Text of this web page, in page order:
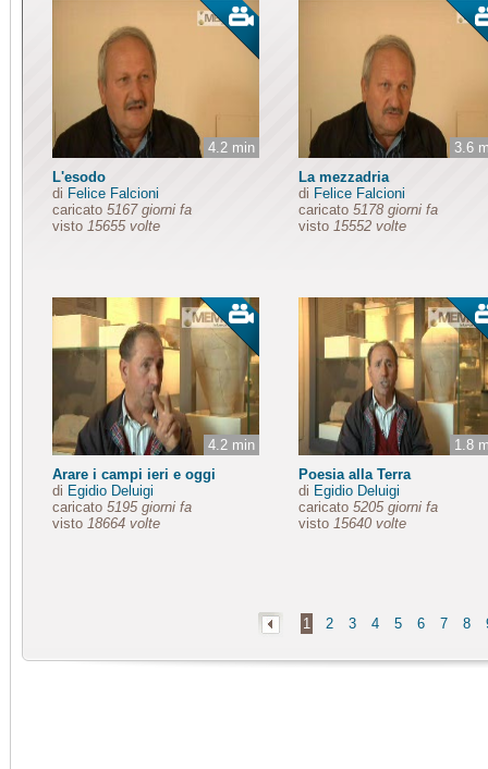
4.2 min
L'esodo
di Felice Falcioni
caricato 5167 giorni fa
visto 15655 volte
3.6
La mezzadria
di Felice Falcioni
caricato 5178 giorni fa
visto 15552 volte
4.2 min
Arare i campi ieri e oggi
di Egidio Deluigi
caricato 5195 giorni fa
visto 18664 volte
1.8
Poesia alla Terra
di Egidio Deluigi
caricato 5205 giorni fa
visto 15640 volte
1 2 3 4 5 6 7 8